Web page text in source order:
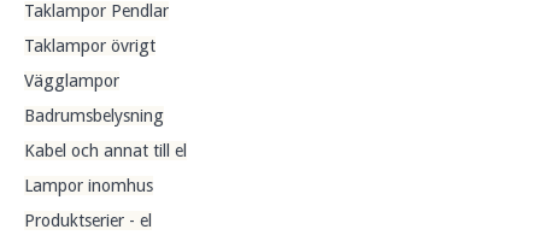
Taklampor Pendlar
Taklampor övrigt
Vägglampor
Badrumsbelysning
Kabel och annat till el
Lampor inomhus
Produktserier - el